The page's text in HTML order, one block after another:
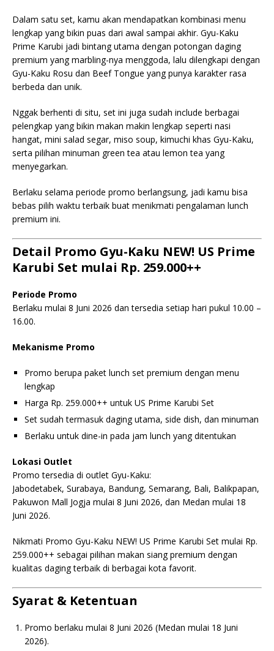
Dalam satu set, kamu akan mendapatkan kombinasi menu
lengkap yang bikin puas dari awal sampai akhir. Gyu-Kaku
Prime Karubi jadi bintang utama dengan potongan daging
premium yang marbling-nya menggoda, lalu dilengkapi dengan
Gyu-Kaku Rosu dan Beef Tongue yang punya karakter rasa
berbeda dan unik.
Nggak berhenti di situ, set ini juga sudah include berbagai
pelengkap yang bikin makan makin lengkap seperti nasi
hangat, mini salad segar, miso soup, kimuchi khas Gyu-Kaku,
serta pilihan minuman green tea atau lemon tea yang
menyegarkan.
Berlaku selama periode promo berlangsung, jadi kamu bisa
bebas pilih waktu terbaik buat menikmati pengalaman lunch
premium ini.
Detail Promo Gyu-Kaku NEW! US Prime
Karubi Set mulai Rp. 259.000++
Periode Promo
Berlaku mulai 8 Juni 2026 dan tersedia setiap hari pukul 10.00 –
16.00.
Mekanisme Promo
Promo berupa paket lunch set premium dengan menu
lengkap
Harga Rp. 259.000++ untuk US Prime Karubi Set
Set sudah termasuk daging utama, side dish, dan minuman
Berlaku untuk dine-in pada jam lunch yang ditentukan
Lokasi Outlet
Promo tersedia di outlet Gyu-Kaku:
Jabodetabek, Surabaya, Bandung, Semarang, Bali, Balikpapan,
Pakuwon Mall Jogja mulai 8 Juni 2026, dan Medan mulai 18
Juni 2026.
Nikmati Promo Gyu-Kaku NEW! US Prime Karubi Set mulai Rp.
259.000++ sebagai pilihan makan siang premium dengan
kualitas daging terbaik di berbagai kota favorit.
Syarat & Ketentuan
Promo berlaku mulai 8 Juni 2026 (Medan mulai 18 Juni
2026).